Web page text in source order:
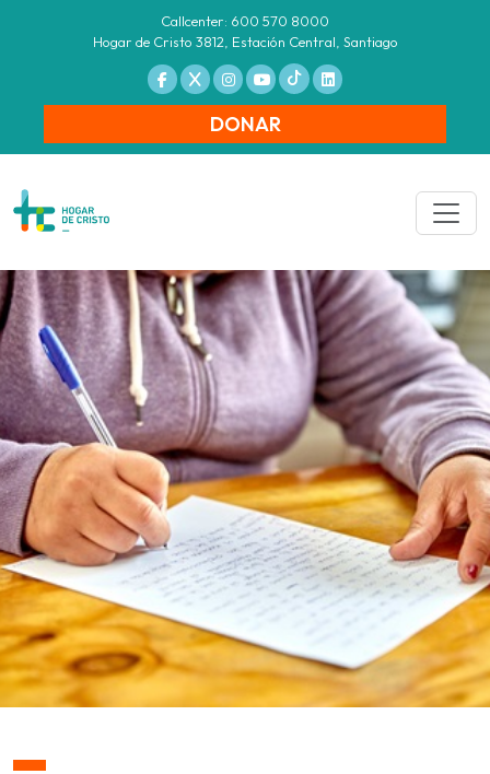
Callcenter: 600 570 8000
Hogar de Cristo 3812, Estación Central, Santiago
DONAR